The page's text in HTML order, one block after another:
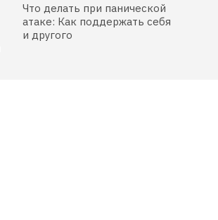
Что делать при панической
атаке: Как поддержать себя
и другого